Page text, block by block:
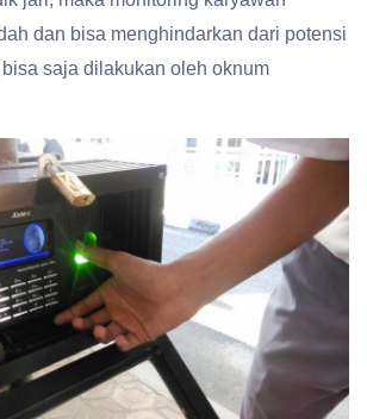
dan bisa menghindarkan dari potensi
saja dilakukan oleh oknum